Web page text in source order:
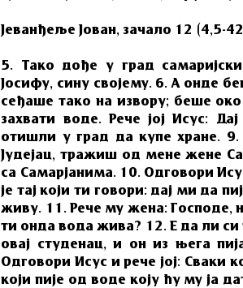
Јеванђеље Јован, зачало 12 (4,5-
5. Тако дође у град
Јосифу, сину својему. 6. А онде
сеђаше тако на извору; беше
захвати воде. Рече јој Исус:
отишли у град да купе хране.
Јудејац, тражиш од мене жене
са Самарјанима. 10. Одговори
је тај који ти говори: дај ми да
живу. 11. Рече му жена: Господе,
ти онда вода жива? 12. Е да ли
овај студенац, и он из њега
Одговори Исус и рече јој: Сваки
који пије од воде коју ћу му ја